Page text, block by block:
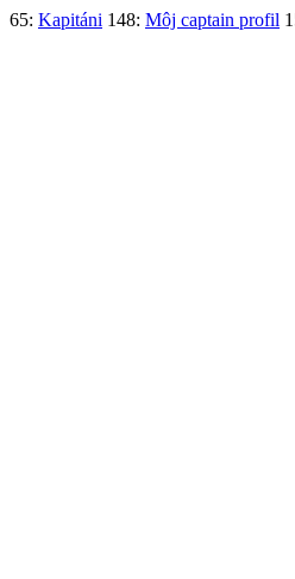
65: Kapitáni 148: Môj captain profil